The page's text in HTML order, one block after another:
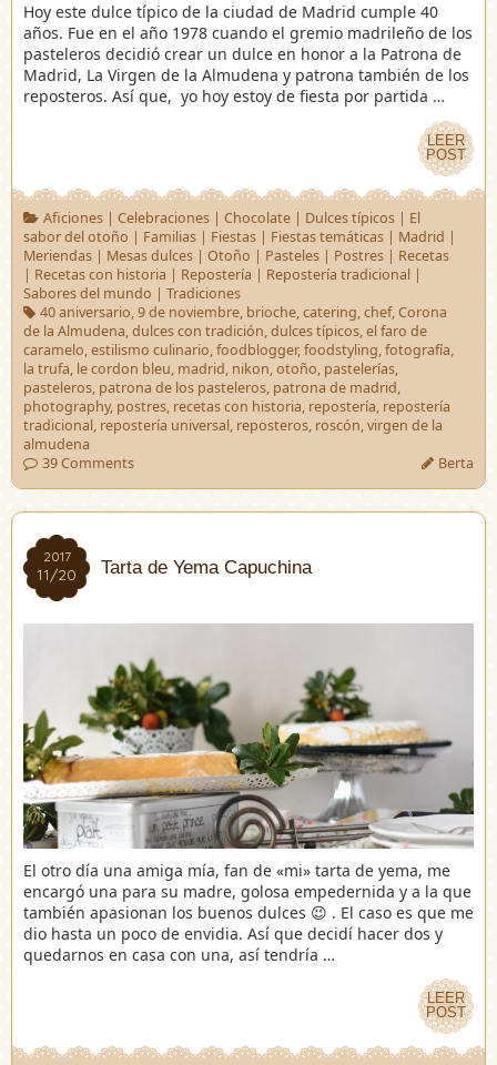
Hoy este dulce típico de la ciudad de Madrid cumple 40
años. Fue en el año 1978 cuando el gremio madrileño de los
pasteleros decidió crear un dulce en honor a la Patrona de
Madrid, La Virgen de la Almudena y patrona también de los
reposteros. Así que, yo hoy estoy de fiesta por partida …
LEER
POST
LEER
POST
Aficiones| Celebraciones| Chocolate| Dulces típicos| El
sabor del otoño | Familias | Fiestas | Fiestas temáticas | Madrid |
Meriendas | Mesas dulces | Otoño | Pasteles | Postres | Recetas
| Recetas con historia | Repostería | Repostería tradicional |
Sabores del mundo | Tradiciones
40 aniversario,9 de noviembre, brioche,catering,chef,Corona
de la Almudena,dulces con tradición,dulces típicos,el faro de
caramelo,estilismo culinario,foodblogger,foodstyling,fotografía,
la trufa, le cordon bleu, madrid, nikon,otoño, pastelerías,
pasteleros, patrona de los pasteleros, patrona de madrid,
photography, postres, recetas con historia, repostería, repostería
tradicional, repostería universal, reposteros, roscón,virgen de la
almudena
39 Comments
Berta
2017
11/20
2017
11/20 Tarta de Yema Capuchina
El otro día una amiga mía, fan de «mi» tarta de yema, me
encargó una para su madre, golosa empedernida y a la que
también apasionan los buenos dulces 😉 . El caso es que me
dio hasta un poco de envidia. Así que decidí hacer dos y
quedarnos en casa con una, así tendría …
LEER
POST
LEER
POST